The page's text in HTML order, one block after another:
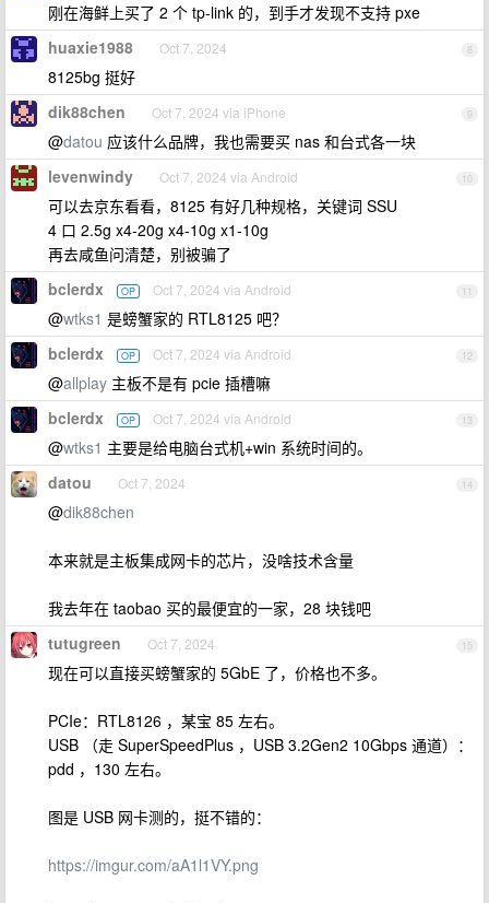
刚在海鲜上买了 2 个 tp-link 的，到手才发现不支持 pxe
8
huaxie1988 Oct 7, 2024
8125bg 挺好
9
dik88chen Oct 7, 2024 via iPhone
@datou 应该什么品牌，我也需要买 nas 和台式各一块
10
levenwindy Oct 7, 2024 via Android
可以去京东看看，8125 有好几种规格，关键词 SSU
4 口 2.5g x4-20g x4-10g x1-10g
再去咸鱼问清楚，别被骗了
11
bclerdx OP Oct 7, 2024 via Android
@wtks1 是螃蟹家的 RTL8125 吧？
12
bclerdx OP Oct 7, 2024 via Android
@allplay 主板不是有 pcie 插槽嘛
13
bclerdx OP Oct 7, 2024 via Android
@wtks1 主要是给电脑台式机+win 系统时间的。
14
datou Oct 7, 2024
@dik88chen
本来就是主板集成网卡的芯片，没啥技术含量
我去年在 taobao 买的最便宜的一家，28 块钱吧
15
tutugreen Oct 7, 2024
现在可以直接买螃蟹家的 5GbE 了，价格也不多。
PCIe：RTL8126 ，某宝 85 左右。
USB （走 SuperSpeedPlus ，USB 3.2Gen2 10Gbps 通道）：
pdd ，130 左右。
图是 USB 网卡测的，挺不错的：
https://imgur.com/aA1l1VY.png